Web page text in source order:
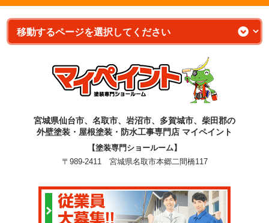
宮城県仙台市、名取市、岩沼市、多賀城市、柴田郡の
外壁塗装・屋根塗装・防水工事専門店 マイペイント
【塗装専門ショールーム】
〒989-2411 宮城県名取市本郷二間橋117